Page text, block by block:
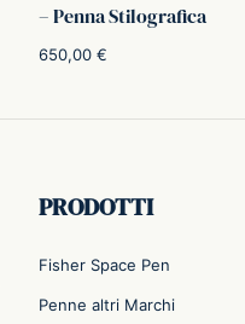
– Penna Stilografica
650,00 €
PRODOTTI
Fisher Space Pen
Penne altri Marchi